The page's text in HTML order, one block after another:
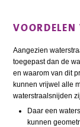
Aangezien
toegepast dan de
en waarom van dit
kunnen vrijwel alle
waterstraalsnijden
Daar een
kunnen